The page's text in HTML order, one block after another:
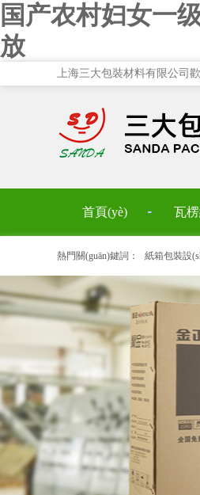
国产农村妇女一
放
上海三大包裝材料有限公司歡
首頁(yè) 瓦
熱門關(guān)鍵詞： 紙箱包裝設